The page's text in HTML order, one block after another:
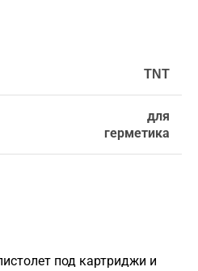
TNT
для
герметика
под картриджи и